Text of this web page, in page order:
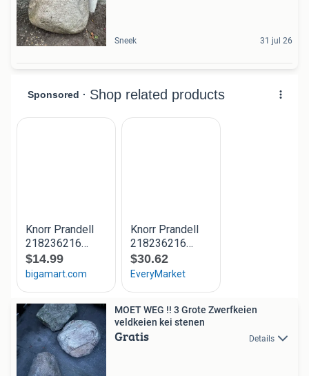
Sneek 31 jul 26
MOET WEG !! 3 Grote Zwerfkeien
veldkeien kei stenen
Gratis Details